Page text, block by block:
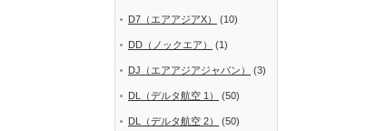
D7（エアアジアX） (10)
DD（ノックエア） (1)
DJ（エアアジアジャパン） (3)
DL（デルタ航空 1） (50)
DL（デルタ航空 2） (50)